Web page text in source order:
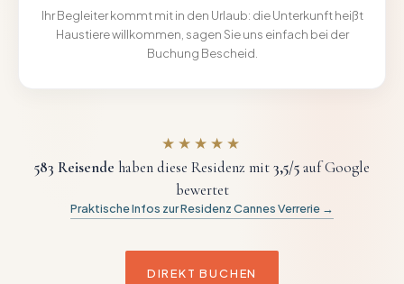
Ihr Begleiter kommt mit in den Urlaub: die Unterkunft heißt
Haustiere willkommen, sagen Sie uns einfach bei der
Buchung Bescheid.
★★★★★
583 Reisende haben diese Residenz mit3,5/5auf Google
bewertet
Praktische Infos zur Residenz Cannes Verrerie →
DIREKT BUCHEN